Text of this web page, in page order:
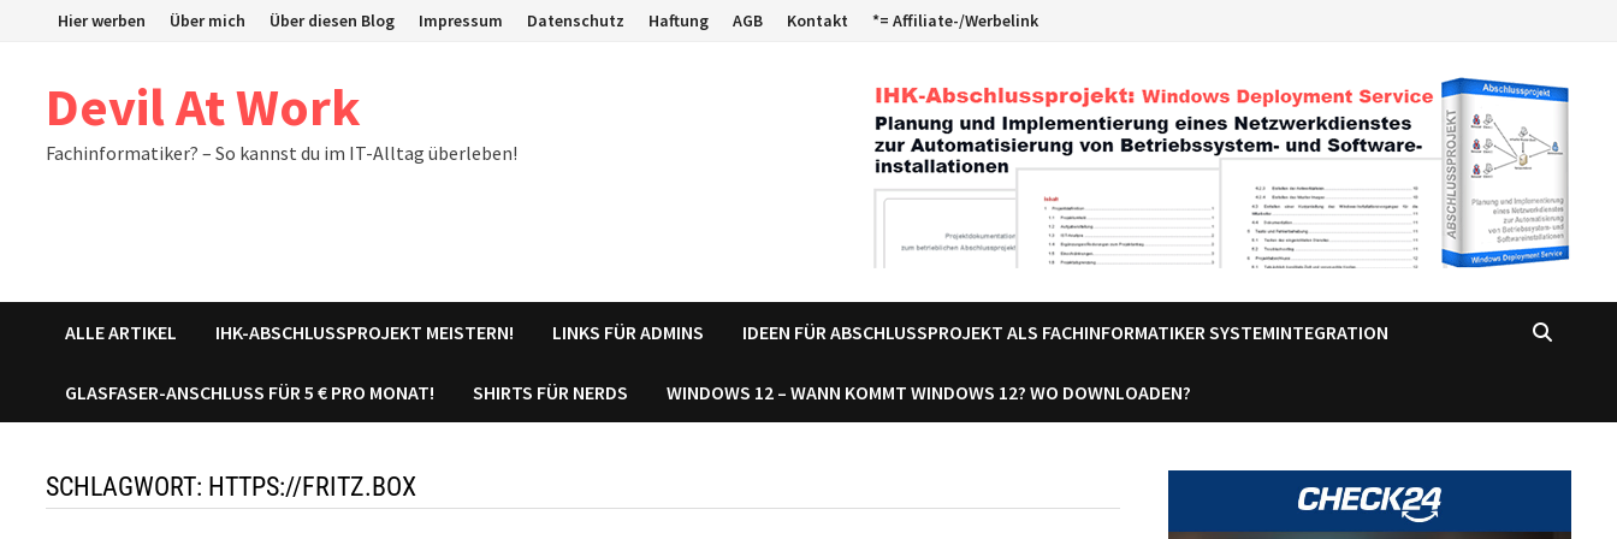
Hier werben Über mich Über diesen Blog Impressum Datenschutz Haftung AGB Kontakt *= Affiliate-/Werbelink
Devil At Work
Fachinformatiker? – So kannst du im IT-Alltag überleben!
ALLE ARTIKEL IHK-ABSCHLUSSPROJEKT MEISTERN! LINKS FÜR ADMINS IDEEN FÜR ABSCHLUSSPROJEKT ALS FACHINFORMATIKER SYSTEMINTEGRATION
GLASFASER-ANSCHLUSS FÜR 5 € PRO MONAT! SHIRTS FÜR NERDS WINDOWS 12 – WANN KOMMT WINDOWS 12? WO DOWNLOADEN?
SCHLAGWORT: HTTPS://FRITZ.BOX